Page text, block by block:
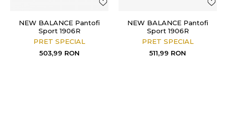
NEW BALANCE Pantofi
Sport 1906R
PRET SPECIAL
503,99 RON
NEW BALANCE Pantofi
Sport 1906R
PRET SPECIAL
511,99 RON